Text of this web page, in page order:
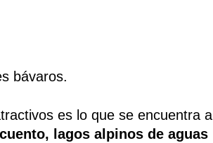
bávaros.
es lo que se encuentra a
lagos alpinos de aguas